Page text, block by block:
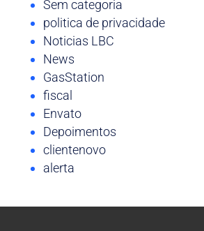
Sem categoria
politica de privacidade
Noticias LBC
News
GasStation
fiscal
Envato
Depoimentos
clientenovo
alerta